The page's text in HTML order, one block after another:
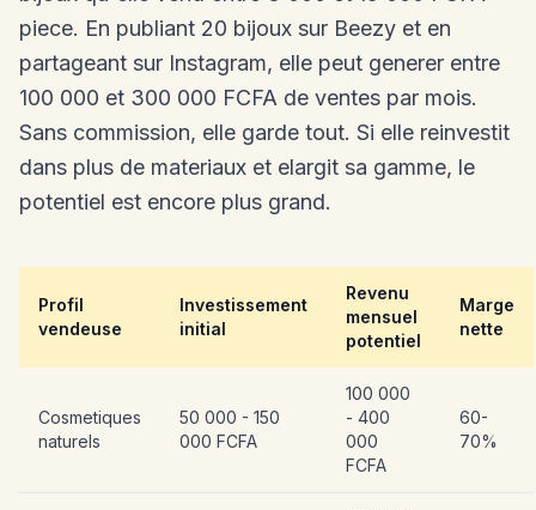
piece. En publiant 20 bijoux sur Beezy et en
partageant sur Instagram, elle peut generer entre
100 000 et 300 000 FCFA de ventes par mois.
Sans commission, elle garde tout. Si elle reinvestit
dans plus de materiaux et elargit sa gamme, le
potentiel est encore plus grand.
Profil
vendeuse
Investissement
initial
Revenu
mensuel
potentiel
Marge
nette
Cosmetiques
naturels
50 000 - 150
000 FCFA
100 000
- 400
000
FCFA
60-
70%